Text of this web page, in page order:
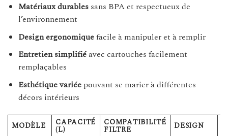
Matériaux durablessans BPA et respectueux de
l’environnement
Design ergonomiquefacile à manipuler et à remplir
Entretien simplifiéavec cartouches facilement
remplaçables
Esthétique variéepouvant se marier à différentes
décors intérieurs
MODÈLE CAPACITÉ
(L)
COMPATIBILITÉ
FILTRE DESIGN